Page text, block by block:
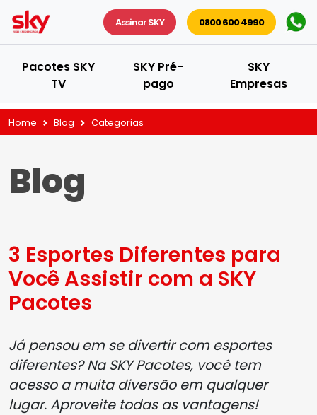
Assinar SKY 0800 600 4990
Pacotes SKY
TV
SKY Pré-
pago
SKY
Empresas
Home Blog Categorias
Blog
3 Esportes Diferentes para
Você Assistir com a SKY
Pacotes
Já pensou em se divertir com esportes
diferentes? Na SKY Pacotes, você tem
acesso a muita diversão em qualquer
lugar. Aproveite todas as vantagens!